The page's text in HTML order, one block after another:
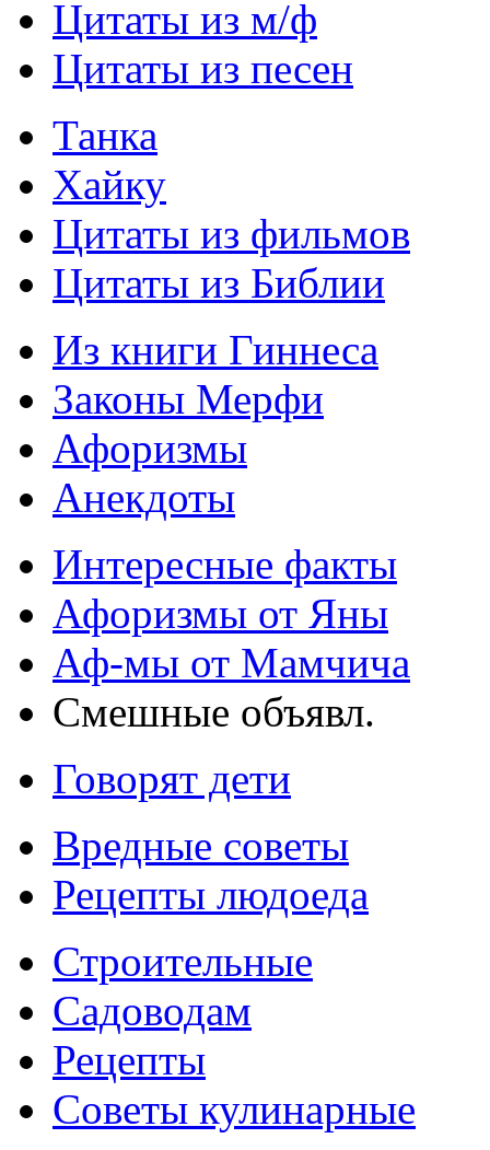
Цитаты из м/ф
Цитаты из песен
Танка
Хайку
Цитаты из фильмов
Цитаты из Библии
Из книги Гиннеса
Законы Мерфи
Афоризмы
Анекдоты
Интересные факты
Афоризмы от Яны
Аф-мы от Мамчича
Смешные объявл.
Говорят дети
Вредные советы
Рецепты людоеда
Строительные
Садоводам
Рецепты
Советы кулинарные